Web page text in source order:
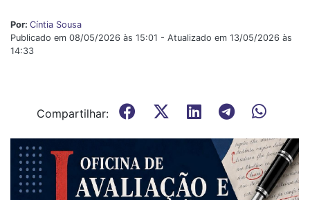
Por: Cíntia Sousa
Publicado em 08/05/2026 às 15:01 - Atualizado em 13/05/2026 às
14:33
Compartilhar: